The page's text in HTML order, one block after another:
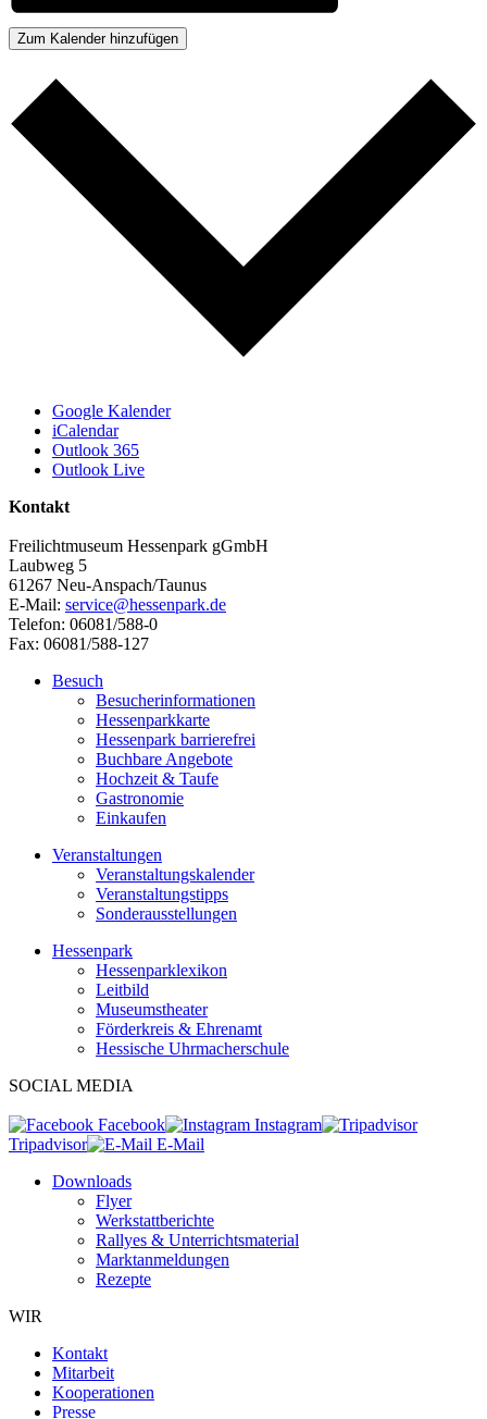
Zum Kalender hinzufügen
Google Kalender
iCalendar
Outlook 365
Outlook Live
Kontakt
Freilichtmuseum Hessenpark gGmbH
Laubweg 5
61267 Neu-Anspach/Taunus
E-Mail: service@hessenpark.de
Telefon: 06081/588-0
Fax: 06081/588-127
Besuch
Besucherinformationen
Hessenparkkarte
Hessenpark barrierefrei
Buchbare Angebote
Hochzeit & Taufe
Gastronomie
Einkaufen
Veranstaltungen
Veranstaltungskalender
Veranstaltungstipps
Sonderausstellungen
Hessenpark
Hessenparklexikon
Leitbild
Museumstheater
Förderkreis & Ehrenamt
Hessische Uhrmacherschule
SOCIAL MEDIA
Facebook
Instagram
Tripadvisor
E-Mail
Downloads
Flyer
Werkstattberichte
Rallyes & Unterrichtsmaterial
Marktanmeldungen
Rezepte
WIR
Kontakt
Mitarbeit
Kooperationen
Presse